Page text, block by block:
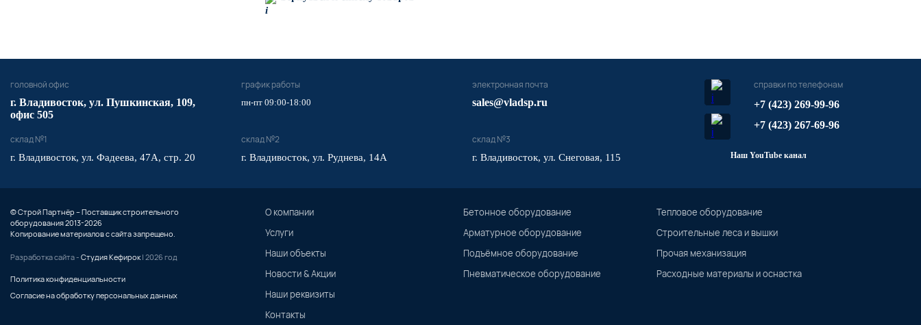
головной офис
​г. Владивосток, ул. Пушкинская, 109,
офис 505
график работы
пн-пт 09:00-18:00
электронная почта
sales@vladsp.ru
склад №1
г. Владивосток, ул. Фадеева, 47А, стр. 20
склад №2
г. Владивосток, ул. Руднева, 14А
склад №3
г. Владивосток, ул. Снеговая, 115
справки по телефонам
+7 (423) 269-99-96
+7 (423) 267-69-96
Наш YouTube канал
© Строй Партнёр – Поставщик строительного
оборудования 2013-2026
Копирование материалов с сайта запрещено.
Разработка сайта - Студия Кефирок | 2026 год
Политика конфиденциальности
Согласие на обработку персональных данных
О компании
Услуги
Наши объекты
Новости & Акции
Наши реквизиты
Контакты
Бетонное оборудование
Арматурное оборудование
Подъёмное оборудование
Пневматическое оборудование
Тепловое оборудование
Строительные леса и вышки
Прочая механизация
Расходные материалы и оснастка